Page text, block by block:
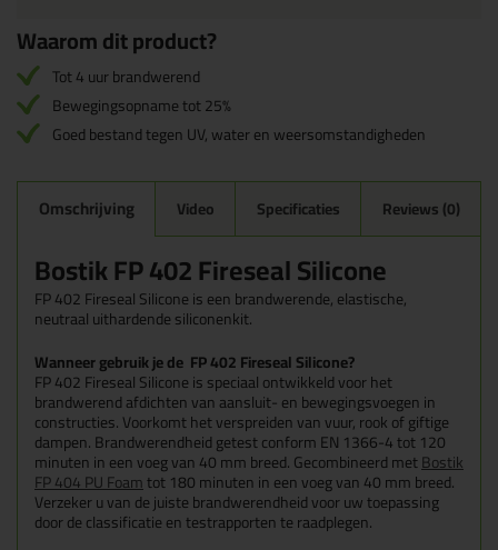
Waarom dit product?
Tot 4 uur brandwerend
Bewegingsopname tot 25%
Goed bestand tegen UV, water en weersomstandigheden
Omschrijving Video Specificaties Reviews (0)
Bostik FP 402 Fireseal Silicone
FP 402 Fireseal Silicone is een brandwerende, elastische,
neutraal uithardende siliconenkit.
Wanneer gebruik je de FP 402 Fireseal Silicone?
FP 402 Fireseal Silicone is speciaal ontwikkeld voor het
brandwerend afdichten van aansluit- en bewegingsvoegen in
constructies. Voorkomt het verspreiden van vuur, rook of giftige
dampen. Brandwerendheid getest conform EN 1366-4 tot 120
minuten in een voeg van 40 mm breed. Gecombineerd metBostik
FP 404 PU Foamtot 180 minuten in een voeg van 40 mm breed.
Verzeker u van de juiste brandwerendheid voor uw toepassing
door de classificatie en testrapporten te raadplegen.